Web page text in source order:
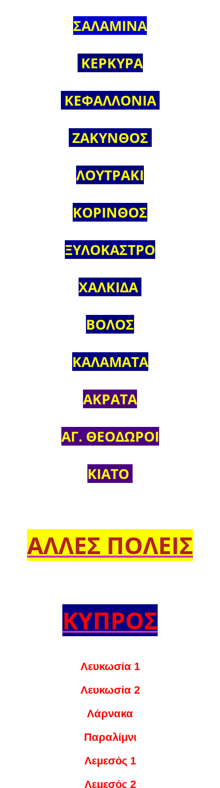
ΣΑΛΑΜΙΝΑ
ΚΕΡΚΥΡΑ
ΚΕΦΑΛΛΟΝΙΑ
ΖΑΚΥΝΘΟΣ
ΛΟΥΤΡΑΚΙ
ΚΟΡΙΝΘΟΣ
ΞΥΛΟΚΑΣΤΡΟ
ΧΑΛΚΙΔΑ
ΒΟΛΟΣ
ΚΑΛΑΜΑΤΑ
ΑΚΡΑΤΑ
ΑΓ. ΘΕΟΔΩΡΟΙ
ΚΙΑΤΟ
ΑΛΛΕΣ ΠΟΛΕΙΣ
ΚΥΠΡΟΣ
Λευκωσία 1
Λευκωσία 2
Λάρνακα
Παραλίμνι
Λεμεσός 1
Λεμεσός 2